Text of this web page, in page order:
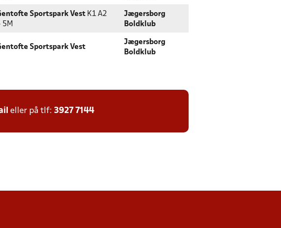
Sportspark Vest K1 A2
5M
Jægersborg
Boldklub
Sportspark Vest
Jægersborg
Boldklub
eller på tlf: 3927 7144